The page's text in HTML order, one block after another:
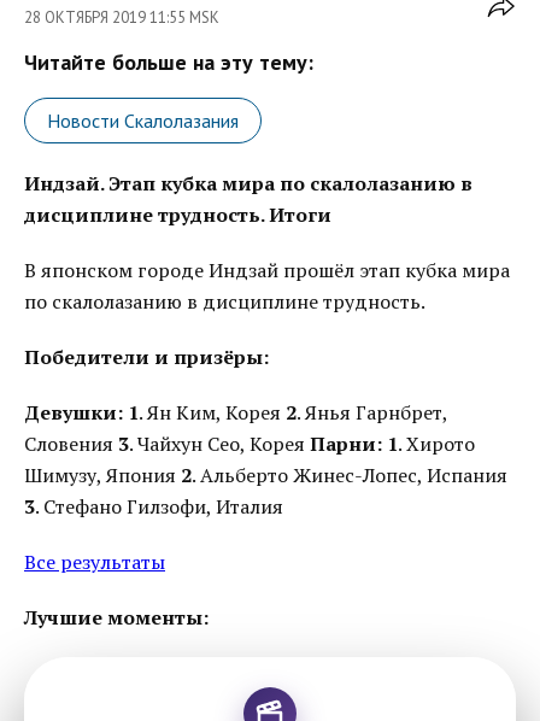
28 ОКТЯБРЯ 2019 11:55 MSK
Читайте больше на эту тему:
Новости Скалолазания
Индзай. Этап кубка мира по скалолазанию в
дисциплине трудность. Итоги
В японском городе Индзай прошёл этап кубка мира
по скалолазанию в дисциплине трудность.
Победители и призёры:
Девушки: 1. Ян Ким, Корея 2. Янья Гарнбрет,
Словения 3. Чайхун Сео, Корея Парни: 1. Хирото
Шимузу, Япония 2. Альберто Жинес-Лопес, Испания
3. Стефано Гилзофи, Италия
Все результаты
Лучшие моменты: